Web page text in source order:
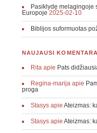
Pasiklydę melagingoje
Europoje 2025-02-10
Biblijos suformuotas
NAUJAUSI
Ritaapie Pats
Regina-marijaapie
proga
Stasysapie Ateizmas:
Stasysapie Ateizmas: